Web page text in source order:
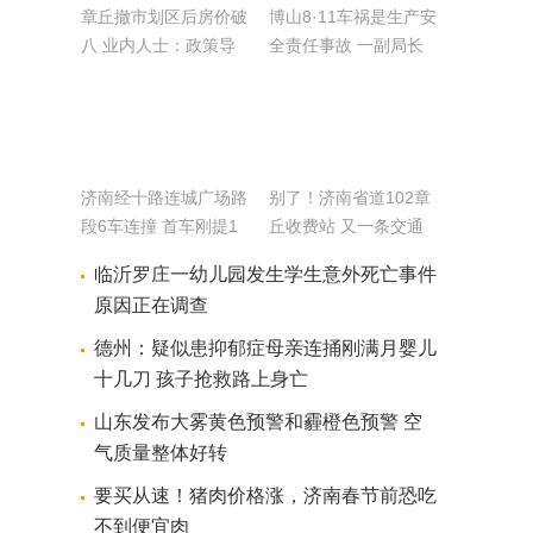
章丘撤市划区后房价破
八 业内人士：政策导
博山8·11车祸是生产安
全责任事故 一副局长
济南经十路连城广场路
段6车连撞 首车刚提1
别了！济南省道102章
丘收费站 又一条交通
临沂罗庄一幼儿园发生学生意外死亡事件
原因正在调查
德州：疑似患抑郁症母亲连捅刚满月婴儿
十几刀 孩子抢救路上身亡
山东发布大雾黄色预警和霾橙色预警 空
气质量整体好转
要买从速！猪肉价格涨，济南春节前恐吃
不到便宜肉